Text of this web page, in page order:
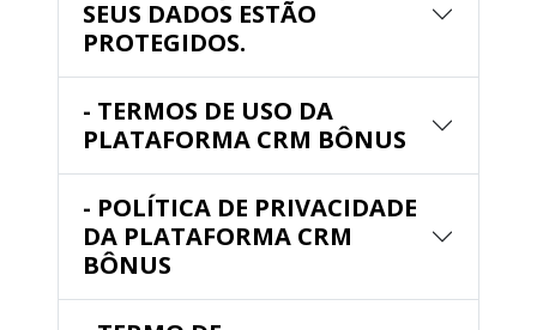
SEUS DADOS ESTÃO
PROTEGIDOS.
- TERMOS DE USO DA
PLATAFORMA CRM BÔNUS
- POLÍTICA DE PRIVACIDADE
DA PLATAFORMA CRM
BÔNUS